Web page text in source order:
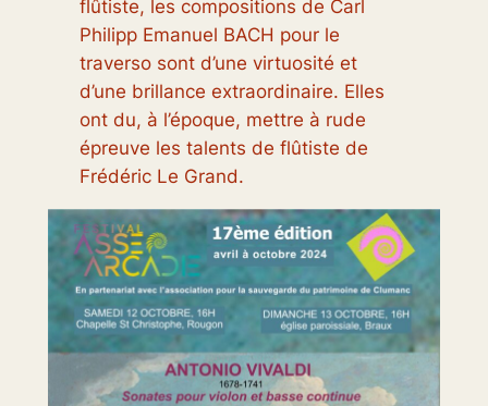
flûtiste, les compositions de Carl
Philipp Emanuel BACH pour le
traverso sont d’une virtuosité et
d’une brillance extraordinaire. Elles
ont du, à l’époque, mettre à rude
épreuve les talents de flûtiste de
Frédéric Le Grand.